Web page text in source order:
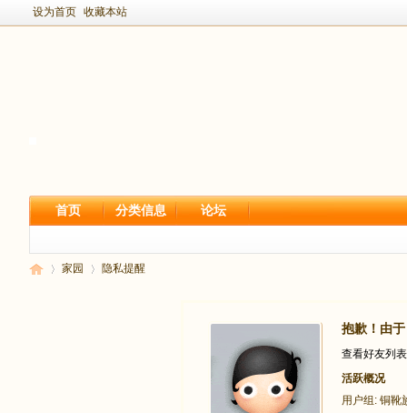
设为首页 收藏本站
首页 分类信息 论坛
家园 隐私提醒
抱歉！由
查看好友列表
活跃概况
用户组: 铜靴